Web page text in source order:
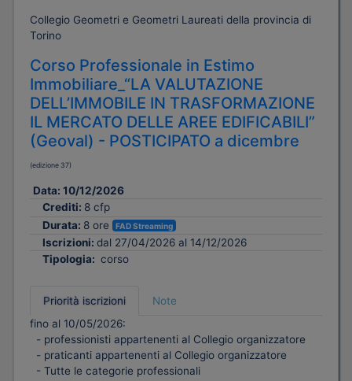
Collegio Geometri e Geometri Laureati della provincia di
Torino
Corso Professionale in Estimo
Immobiliare_“LA VALUTAZIONE
DELL’IMMOBILE IN TRASFORMAZIONE
IL MERCATO DELLE AREE EDIFICABILI”
(Geoval) - POSTICIPATO a dicembre
(edizione 37)
Data: 10/12/2026
Crediti: 8 cfp
Durata: 8 ore FAD Streaming
Iscrizioni: dal 27/04/2026 al 14/12/2026
Tipologia: corso
Priorità iscrizioni
Note
fino al 10/05/2026:
- professionisti appartenenti al Collegio organizzatore
- praticanti appartenenti al Collegio organizzatore
- Tutte le categorie professionali